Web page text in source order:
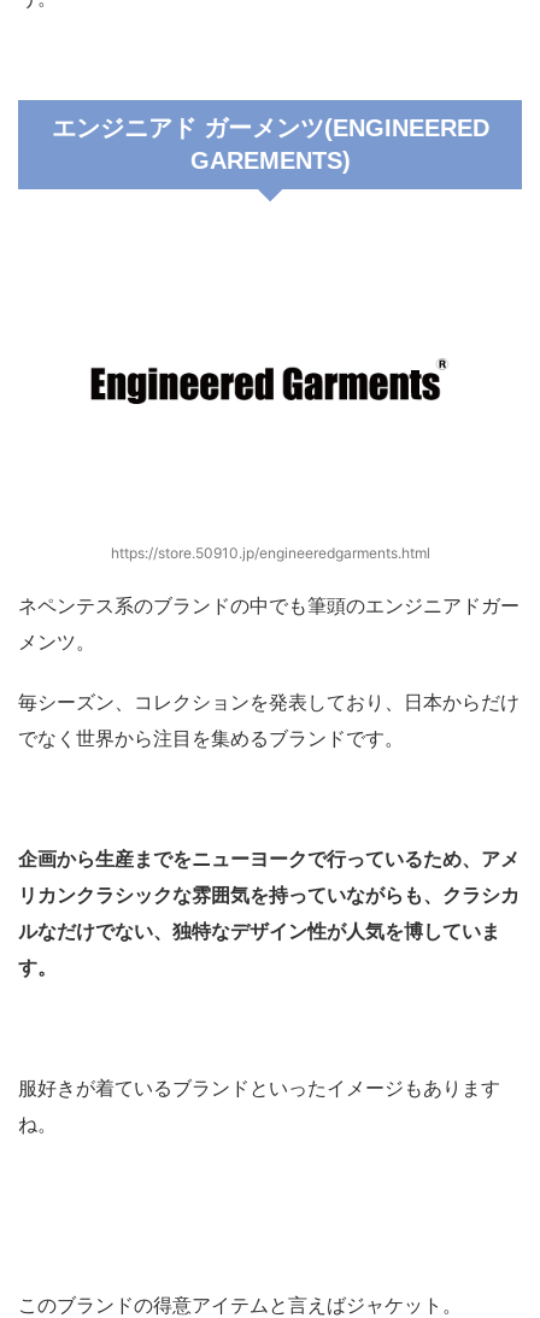
エンジニアド ガーメンツ(ENGINEERED
GAREMENTS)
https://store.50910.jp/engineeredgarments.html
ネペンテス系のブランドの中でも筆頭のエンジニアドガー
メンツ。
毎シーズン、コレクションを発表しており、日本からだけ
でなく世界から注目を集めるブランドです。
企画から生産までをニューヨークで行っているため、アメ
リカンクラシックな雰囲気を持っていながらも、クラシカ
ルなだけでない、独特なデザイン性が人気を博していま
す。
服好きが着ているブランドといったイメージもあります
ね。
このブランドの得意アイテムと言えばジャケット。